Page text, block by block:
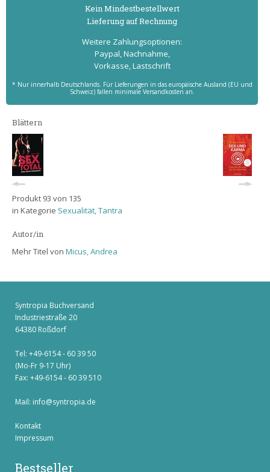
Kein Mindest­bestell­wert
Lieferung auf Rechnung
Weitere Zahlungs­optionen:
Paypal, Nachnahme,
Vorkasse, Lastschrift
* Nur innerhalb Deutschlands. Für Lieferungen in das europäische Ausland (EU und
Schweiz) fallen minimale Versandkosten an.
Blättern
Produkt 93 von 135
in Kategorie Sexualität, Tantra
Autor/in
Mehr Titel von Micus, Andrea
Syntropia Buchversand
Industriestraße 20
64380 Roßdorf
Tel: +49-6154 - 60 39 50
(Mo-Fr 9-17 Uhr)
Fax: +49-6154 - 60 39 510
Mail: info@syntropia.de
Kontakt
Impressum
Bestseller